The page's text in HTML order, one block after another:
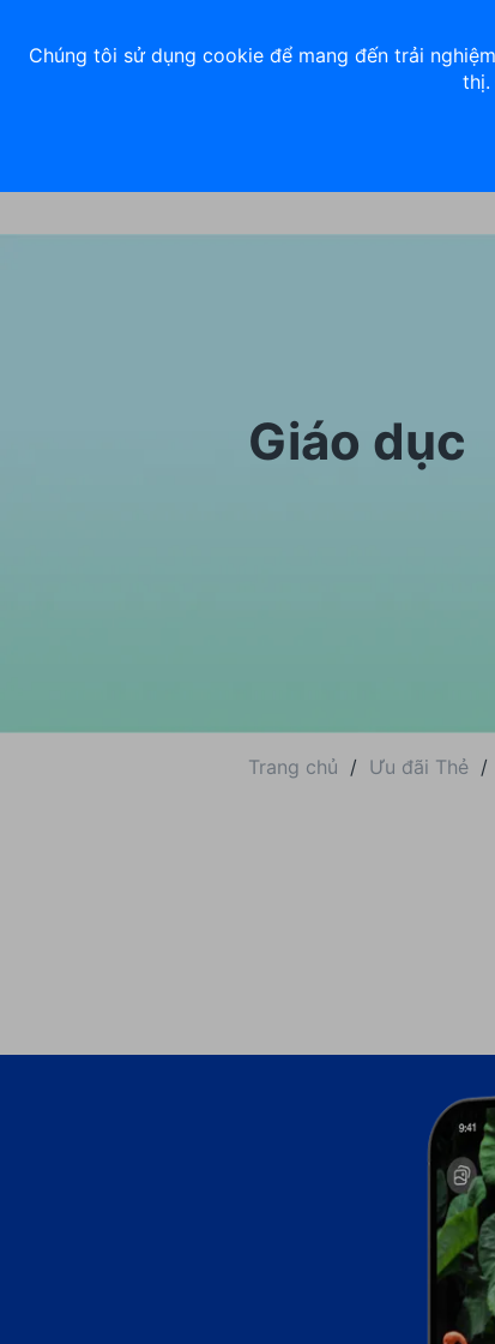
Giáo dục
Trang chủ / Ưu đãi Thẻ /
Chúng tôi sử dụng cookie để mang đến trải
thị.